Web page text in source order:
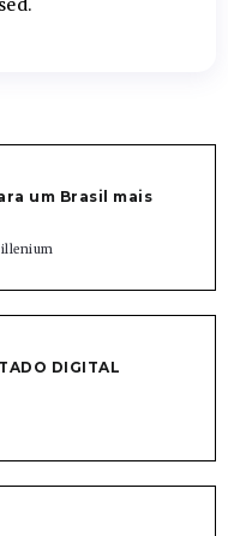
um Brasil mais
DIGITAL